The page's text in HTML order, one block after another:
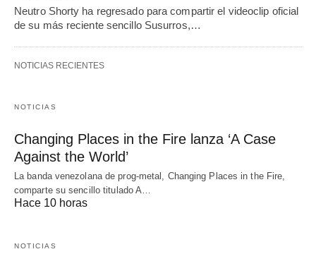
Neutro Shorty ha regresado para compartir el videoclip oficial
de su más reciente sencillo Susurros,…
NOTICIAS RECIENTES
NOTICIAS
Changing Places in the Fire lanza ‘A Case
Against the World’
La banda venezolana de prog-metal, Changing Places in the Fire,
comparte su sencillo titulado A…
Hace 10 horas
NOTICIAS